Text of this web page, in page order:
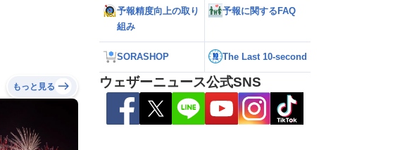
もっと見る
予報精度向上の取り
組み
予報に関するFAQ
SORASHOP The Last 10-second
ウェザーニュース公式SNS